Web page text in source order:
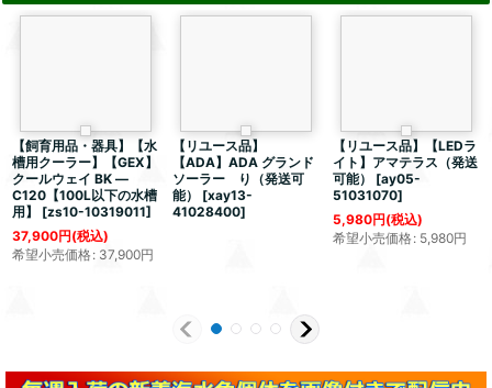
【飼育用品・器具】【水
槽用クーラー】【GEX】
クールウェイ BK ―
C120【100L以下の水槽
用】
[zs10-10319011]
37,900円(税込)
希望小売価格: 37,900円
【リユース品】
【ADA】ADA グランド
ソーラー り（発送可
能）
[xay13-
41028400]
【リユース品】【LEDラ
イト】アマテラス（発送
可能）
[ay05-
51031070]
5,980円(税込)
希望小売価格: 5,980円